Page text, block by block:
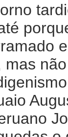
mas